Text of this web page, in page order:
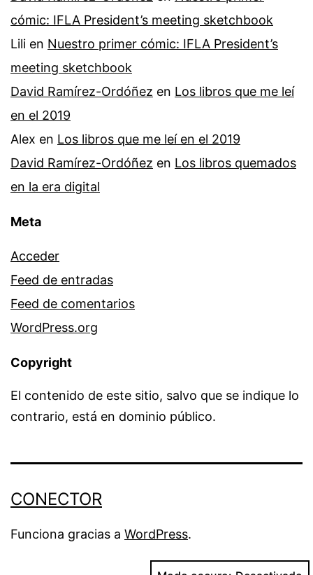
cómic: IFLA President’s meeting sketchbook
Lili en Nuestro primer cómic: IFLA President’s
meeting sketchbook
David Ramírez-Ordóñez en Los libros que me leí
en el 2019
Alex en Los libros que me leí en el 2019
David Ramírez-Ordóñez en Los libros quemados
en la era digital
Meta
Acceder
Feed de entradas
Feed de comentarios
WordPress.org
Copyright
El contenido de este sitio, salvo que se indique lo
contrario, está en dominio público.
CONECTOR
Funciona gracias a WordPress.